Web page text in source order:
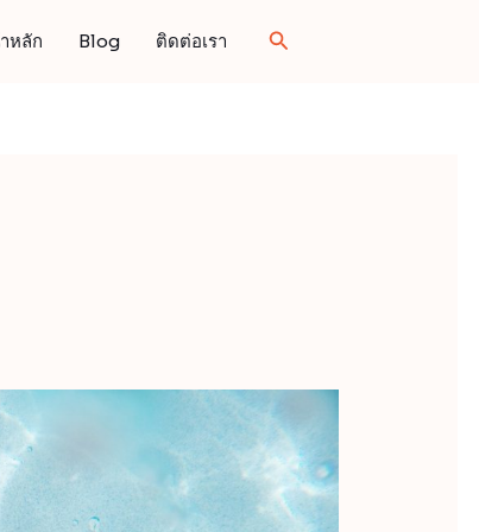
หลัก Blog ติดต่อเรา Search